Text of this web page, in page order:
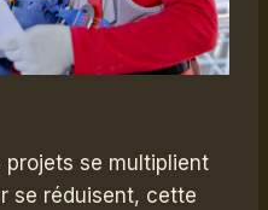
projets se multiplient
se réduisent, cette